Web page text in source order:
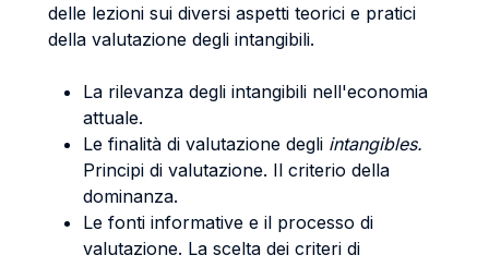
delle lezioni sui diversi aspetti teorici e pratici
della valutazione degli intangibili.
La rilevanza degli intangibili nell'economia
attuale.
Le finalità di valutazione degli intangibles.
Principi di valutazione. Il criterio della
dominanza.
Le fonti informative e il processo di
valutazione. La scelta dei criteri di